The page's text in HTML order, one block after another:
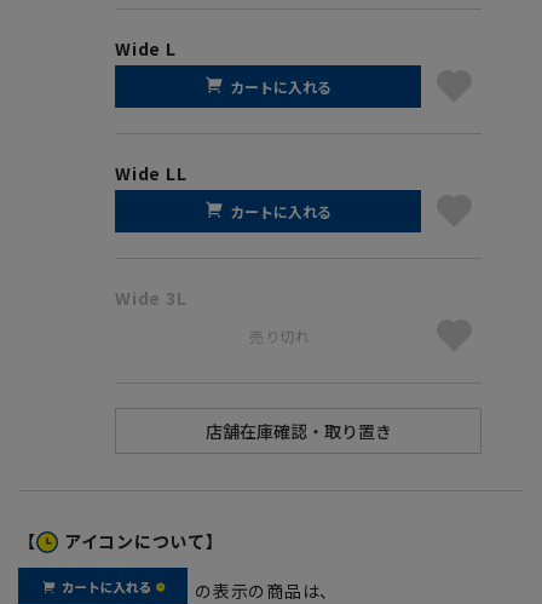
Wide L
カートに入れる
Wide LL
カートに入れる
Wide 3L
売り切れ
【 アイコンについて】
の表示の商品は、